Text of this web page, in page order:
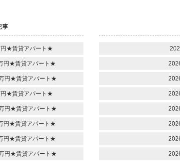
事
★賃貸アパート★
円★賃貸アパート★
円★賃貸アパート★
★賃貸アパート★
円★賃貸アパート★
円★賃貸アパート★
円★賃貸アパート★
円★賃貸アパート★